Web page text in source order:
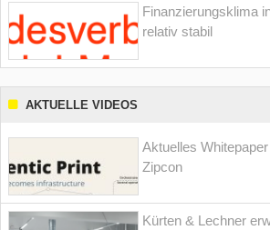
Finanzierungsklima
relativ stabil
AKTUELLE VIDEOS
Aktuelles
Zipcon
Kürten & Lechner